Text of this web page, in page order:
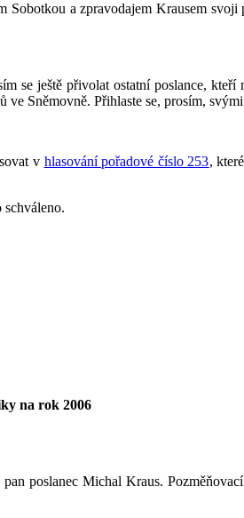
a zpravodajem Krausem svoji
se ještě přivolat ostatní poslance, kteří
ve Sněmovně. Přihlaste se, prosím,
v hlasování pořadové číslo 253,
na rok 2006
poslanec Michal Kraus.